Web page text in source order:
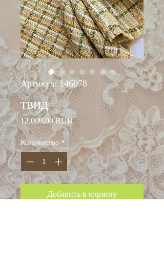
Артикул: 146078
твид
12.000,00 RUBЦена
Количество *
Добавить в корзину